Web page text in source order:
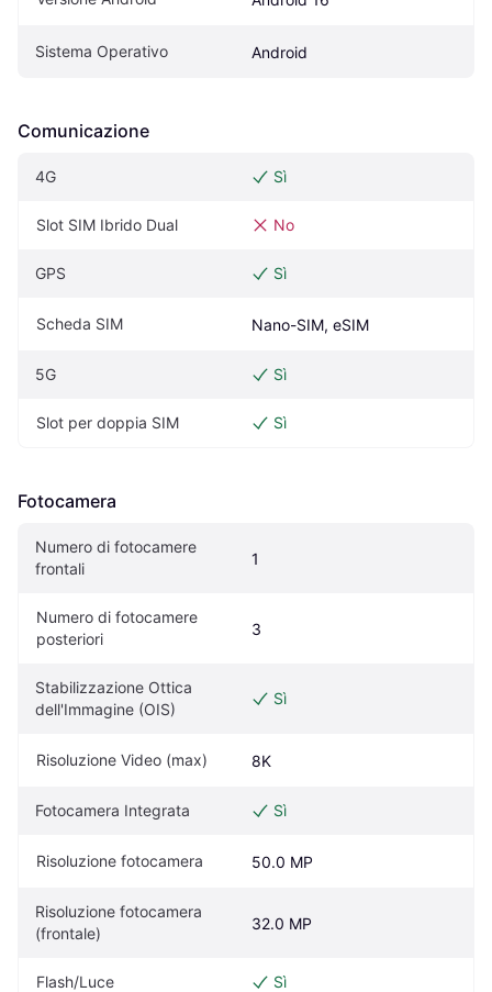
Sistema Operativo Android
Comunicazione
4G Sì
Slot SIM Ibrido Dual No
GPS Sì
Scheda SIM Nano-SIM, eSIM
5G Sì
Slot per doppia SIM Sì
Fotocamera
Numero di fotocamere
frontali
1
Numero di fotocamere
posteriori
3
Stabilizzazione Ottica
dell'Immagine (OIS)
Sì
Risoluzione Video (max) 8K
Fotocamera Integrata Sì
Risoluzione fotocamera 50.0 MP
Risoluzione fotocamera
(frontale)
32.0 MP
Flash/Luce Sì